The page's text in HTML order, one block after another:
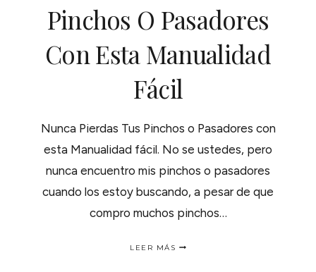
Pinchos O Pasadores
Con Esta Manualidad
Fácil
Nunca Pierdas Tus Pinchos o Pasadores con
esta Manualidad fácil. No se ustedes, pero
nunca encuentro mis pinchos o pasadores
cuando los estoy buscando, a pesar de que
compro muchos pinchos…
LEER MÁS